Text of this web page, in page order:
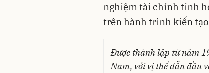
nghiệm tài chính tinh
trên hành trình kiến
Được thành lập từ năm
Nam, với vị thế dẫn đầu